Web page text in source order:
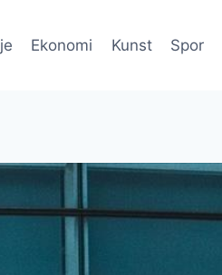
Ekonomi Kunst Spor